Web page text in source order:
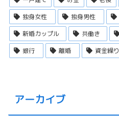
独身女性
独身男性
新婚カップル
共働き
銀行
離婚 資金繰り
アーカイブ